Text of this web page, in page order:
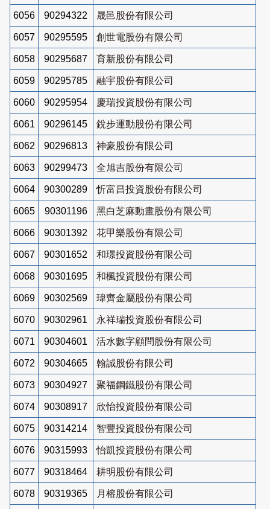
6056 90294322 晟邑股份有限公司
6057 90295595 創世電股份有限公司
6058 90295687 育新股份有限公司
6059 90295785 融宇股份有限公司
6060 90295954 慶瑞投資股份有限公司
6061 90296145 銳步運動股份有限公司
6062 90296813 神豪股份有限公司
6063 90299473 全旭吉股份有限公司
6064 90300289 忻富昌投資股份有限公司
6065 90301196 黑白芝麻動畫股份有限公司
6066 90301392 花甲樂股份有限公司
6067 90301652 和璟投資股份有限公司
6068 90301695 和楓投資股份有限公司
6069 90302569 瑋齊金屬股份有限公司
6070 90302961 永祥瑞投資股份有限公司
6071 90304601 活水數字顧問股份有限公司
6072 90304665 翰誠股份有限公司
6073 90304927 聚福鋼鐵股份有限公司
6074 90308917 欣怡投資股份有限公司
6075 90314214 智豐投資股份有限公司
6076 90315993 怡凱投資股份有限公司
6077 90318464 耕明股份有限公司
6078 90319365 月榕股份有限公司